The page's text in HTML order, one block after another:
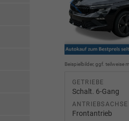
Beispielbilder, ggf. teilweise
GETRIEBE
Schalt. 6-Gang
ANTRIEBSACHSE
Frontantrieb